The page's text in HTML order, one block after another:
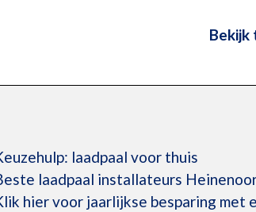
Bekijk
laadpaal voor thuis
laadpaal installateurs
hier voor jaarlijkse besparing met